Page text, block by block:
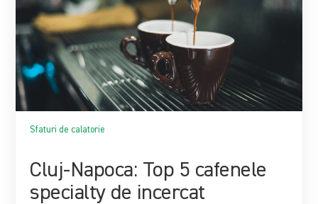
Sfaturi de calatorie
Cluj-Napoca: Top 5 cafenele
specialty de incercat